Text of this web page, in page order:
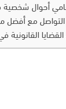
أحوال شخصية
مع
القانونية